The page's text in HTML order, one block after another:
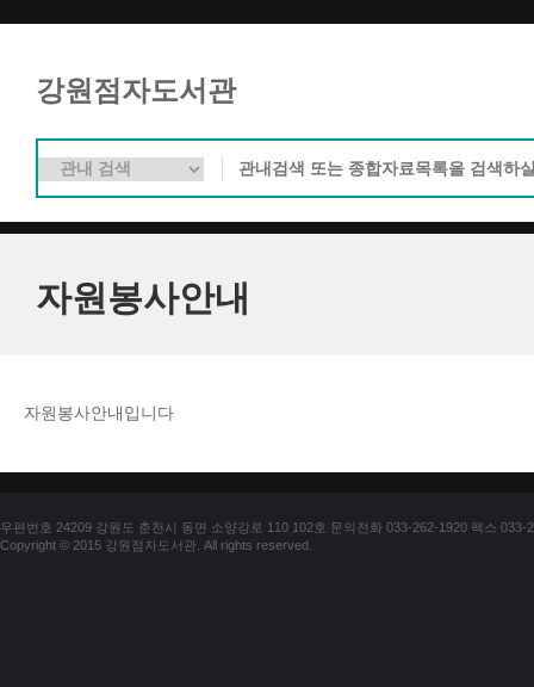
강원점자도서관
자원봉사안내
자원봉사안내입니다
우편번호 24209 강원도 춘천시 동면 소양강로 110 102호 문의전화 033-262-1920 팩스 033-
Copyright © 2015 강원점자도서관. All rights reserved.